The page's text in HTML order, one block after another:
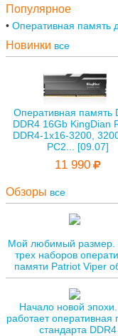
Популярное
Оперативная память
Новинки все
Оперативная память
DDR4 16Gb KingDian
DDR4-1х16-3200,
PC2... [09.07]
11 990
Обзоры все
Мой любимый размер.
трех наборов
памяти Patriot Viper
Начало новой
работает оперативная
стандарта DDR4